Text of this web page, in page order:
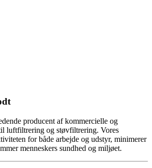
producent af kommercielle og
luftfiltrering og støvfiltrering. Vores
for både arbejde og udstyr, minimerer
menneskers sundhed og miljøet.